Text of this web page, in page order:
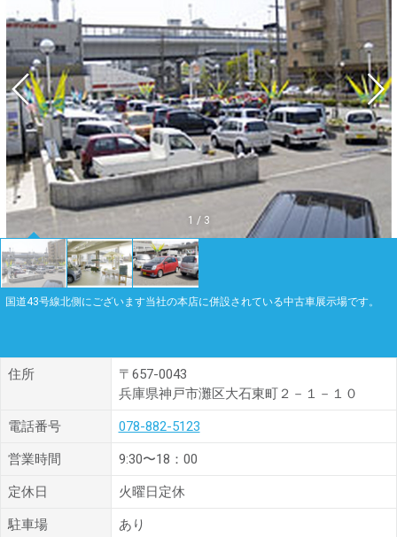
1 / 3
国道43号線北側にございます当社の本店に併設されている中古車展示場です。
住所
〒657-0043
兵庫県神戸市灘区大石東町２－１－１０
電話番号 078-882-5123
営業時間 9:30〜18：00
定休日 火曜日定休
駐車場 あり